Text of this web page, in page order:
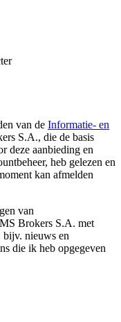
van de Informatie- en
S.A., die de basis
deze aanbieding en
heb gelezen en
kan afmelden
van
Brokers S.A. met
bijv. nieuws en
die ik heb opgegeven